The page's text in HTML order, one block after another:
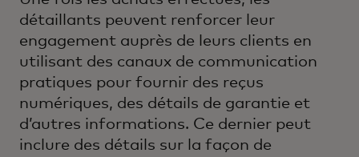
détaillants peuvent renforcer leur
engagement auprès de leurs clients en
utilisant des canaux de communication
pratiques pour fournir des reçus
numériques, des détails de garantie et
d’autres informations. Ce dernier peut
inclure des détails sur la façon de